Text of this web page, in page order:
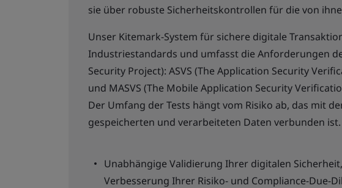
sie über robuste Sicherheitskontrollen für die von
Unser Kitemark-System für sichere digitale
Industriestandards und umfasst die Anforderungen
Security Project): ASVS (The Application Security
und MASVS (The Mobile Application Security
Der Umfang der Tests hängt vom Risiko ab, das mit
gespeicherten und verarbeiteten Daten verbunden ist.
Unabhängige Validierung Ihrer digitalen Sicherheit,
Verbesserung Ihrer Risiko- und Compliance-Due-